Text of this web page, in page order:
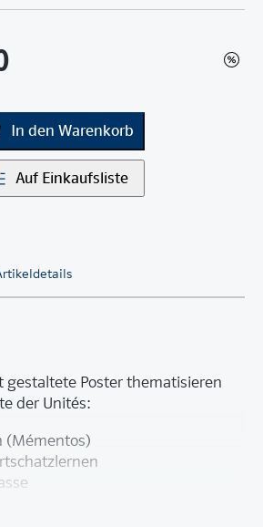
In den Warenkorb
Auf Einkaufsliste
gestaltete Poster thematisieren
der Unités:
(Mémentos)